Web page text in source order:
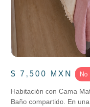
$ 7,500 MXN No
Habitación con Cama
Baño compartido. En